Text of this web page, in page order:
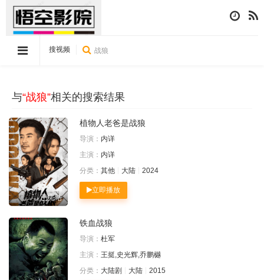
搜视频
与“战狼”相关的搜索结果
已完结
植物人老爸是战狼
导演： 内详
主演： 内详
分类： 其他 大陆 2024
立即播放
铁血战狼
导演： 杜军
主演： 王挺,史光辉,乔鹏樾
分类： 大陆剧 大陆 2015